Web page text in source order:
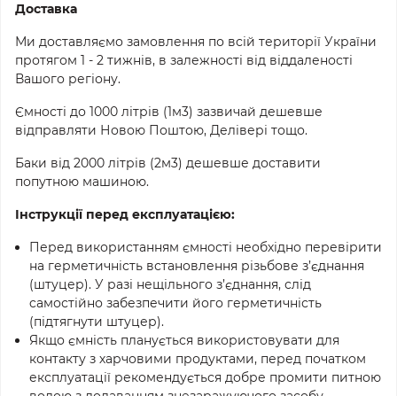
Доставка
Ми доставляємо замовлення по всій території України
протягом 1 - 2 тижнів, в залежності від віддаленості
Вашого регіону.
Ємності до 1000 літрів (1м3) зазвичай дешевше
відправляти Новою Поштою, Делівері тощо.
Баки від 2000 літрів (2м3) дешевше доставити
попутною машиною.
Інструкції перед експлуатацією:
Перед використанням ємності необхідно перевірити
на герметичність встановлення різьбове з’єднання
(штуцер). У разі нещільного з’єднання, слід
cамостійно забезпечити його герметичність
(підтягнути штуцер).
Якщо ємність планується використовувати для
контакту з харчовими продуктами, перед початком
експлуатації рекомендується добре промити питною